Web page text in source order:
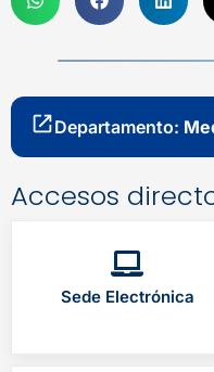
Departamento:
Accesos
Sede Electrónica